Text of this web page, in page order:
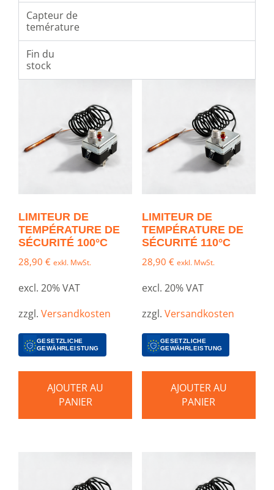
Capteur de
temérature
Fin du
stock
LIMITEUR DE
TEMPÉRATURE DE
SÉCURITÉ 100°C
28,90 € exkl. MwSt.
excl. 20% VAT
zzgl. Versandkosten
GESETZLICHE
GEWÄHRLEISTUNG
AJOUTER AU
PANIER
LIMITEUR DE
TEMPÉRATURE DE
SÉCURITÉ 110°C
28,90 € exkl. MwSt.
excl. 20% VAT
zzgl. Versandkosten
GESETZLICHE
GEWÄHRLEISTUNG
AJOUTER AU
PANIER